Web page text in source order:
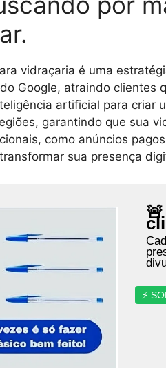
vidraçaria é uma
Google, atraindo clientes
artificial para criar
garantindo que sua
como anúncios
sua presença
⚡